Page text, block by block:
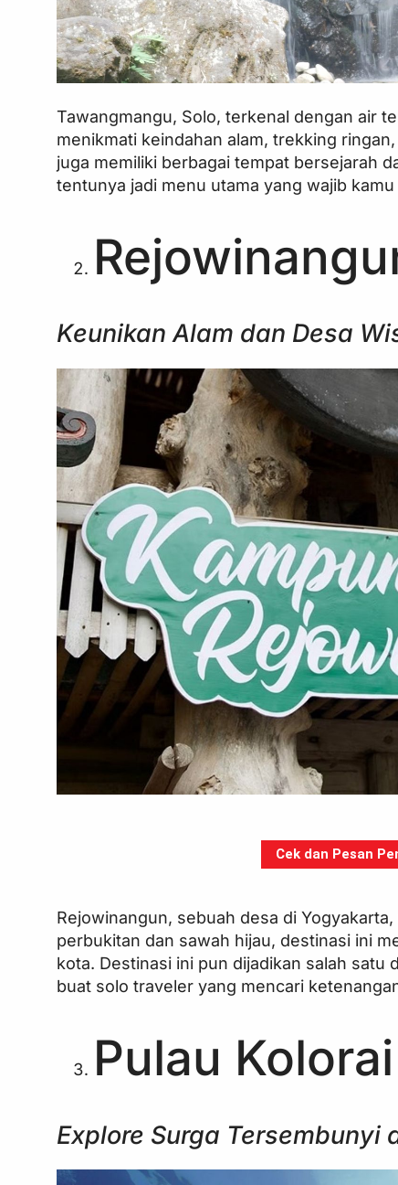
Tawangmangu, Solo, terkenal dengan air
menikmati keindahan alam, trekking
juga memiliki berbagai tempat bersejarah
tentunya jadi menu utama yang wajib kamu
Keunikan Alam dan Desa
Cek dan Pesan
Rejowinangun, sebuah desa di
perbukitan dan sawah hijau, destinasi ini
kota. Destinasi ini pun dijadikan salah
buat solo traveler yang mencari
Pulau Kolorai
Explore Surga Tersembunyi